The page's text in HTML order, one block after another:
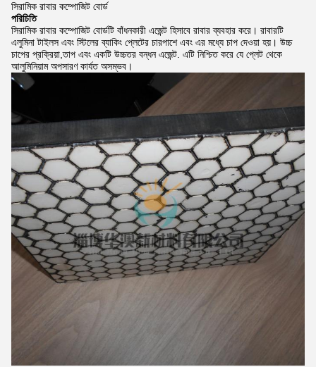
সিরামিক রাবার কম্পোজিট বোর্ড
পরিচিতি
সিরামিক রাবার কম্পোজিট বোর্ডটি বাঁধনকারী এজেন্ট হিসাবে রাবার ব্যবহার করে। রাবারটি
এলুমিনা টাইলস এবং স্টিলের ব্যাকিং প্লেটের চারপাশে এবং এর মধ্যে চাপ দেওয়া হয়। উচ্চ
চাপের প্রক্রিয়া,তাপ এবং একটি উচ্চতর বন্ধন এজেন্ট. এটি নিশ্চিত করে যে প্লেট থেকে
আলুমিনিয়াম অপসারণ কার্যত অসম্ভব।